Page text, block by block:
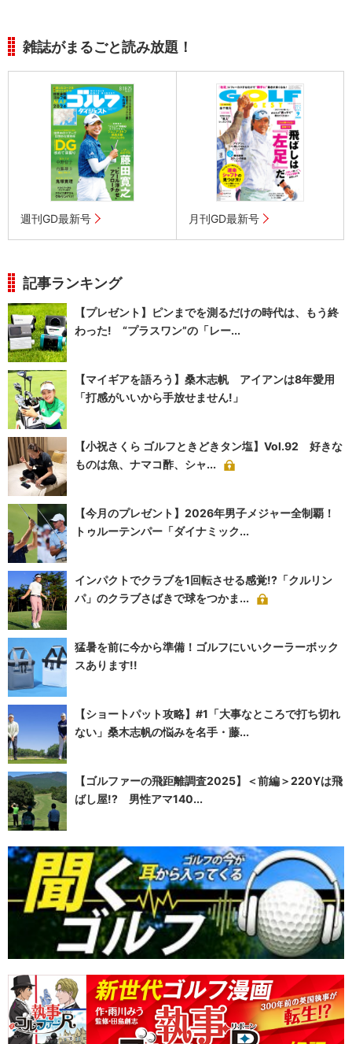
雑誌がまるごと読み放題！
週刊GD最新号 月刊GD最新号
記事ランキング
【プレゼント】ピンまでを測るだけの時代は、もう終
わった! “プラスワン”の「レー...
【マイギアを語ろう】桑木志帆 アイアンは8年愛用
「打感がいいから手放せません!」
【小祝さくら ゴルフときどきタン塩】Vol.92 好きな
ものは魚、ナマコ酢、シャ...
【今月のプレゼント】2026年男子メジャー全制覇！
トゥルーテンパー「ダイナミック...
インパクトでクラブを1回転させる感覚!?「クルリン
パ」のクラブさばきで球をつかま...
猛暑を前に今から準備！ゴルフにいいクーラーボック
スあります!!
【ショートパット攻略】#1「大事なところで打ち切れ
ない」桑木志帆の悩みを名手・藤...
【ゴルファーの飛距離調査2025】＜前編＞220Yは飛
ばし屋!? 男性アマ140...